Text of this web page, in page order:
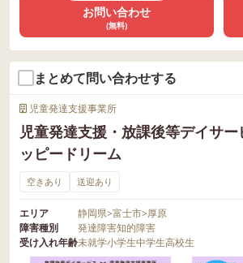
お問い合わせ
(無料)
まとめて問い合わせする
児童発達支援事業所
児童発達支援・放課後等デイサ
ッピードリーム
空きあり 送迎あり
エリア 静岡県>富士市>厚原
障害種別
発達障害知的障害
受け入れ年齢未就学小学生中学生高校生